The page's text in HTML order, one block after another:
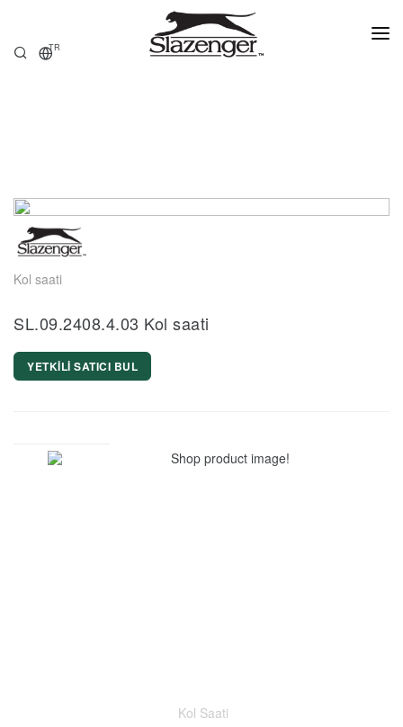
TR
SATIŞ NOKTALARI
Kol saati
SL.09.2408.4.03 Kol saati
YETKİLİ SATICI BUL
Kol Saati